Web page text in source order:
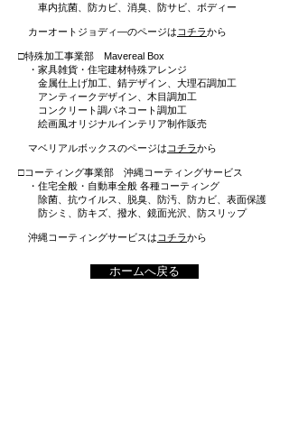
車内抗菌、防カビ、消臭、防サビ、ボディー
カーオートジョディ―のページは コチラから
□特殊加工事業部 Mavereal Box
・家具雑貨・住宅建材特殊アレンジ
金属仕上げ加工、錆デザイン、大理石調加工
アンティークデザイン、木目調加工
コンクリート調パネコート調加工
絵画風オリジナルインテリア制作販売
マベリアルボックスのページは コチラから
□コーティング事業部 沖縄コーティングサービス
・住宅全般・自動車全般 各種コーティング
除菌、抗ウイルス、脱臭、防汚、防カビ、表面保護
防シミ、防キズ、撥水、鏡面光沢、防スリップ
沖縄コーティングサービスは コチラから
ホームへ戻る